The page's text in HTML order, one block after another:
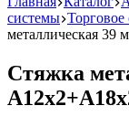
системы Торговое
металлическая 39
Стяжка